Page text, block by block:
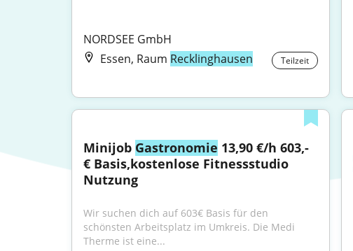
NORDSEE GmbH
Essen, Raum Recklinghausen Teilzeit
Minijob Gastronomie 13,90 €/h 603,-
€ Basis,kostenlose Fitnessstudio
Nutzung
Wir suchen dich auf 603€ Basis für den
schönsten Arbeitsplatz im Umkreis. Die Medi
Therme ist eine...